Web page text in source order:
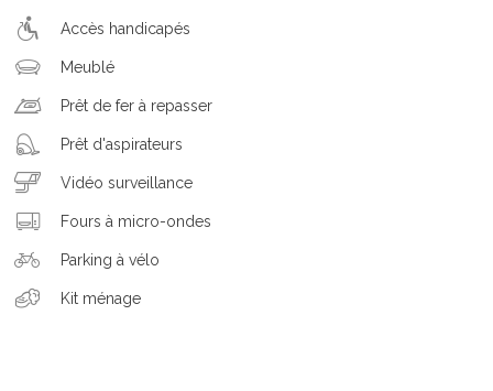
Accès handicapés
Meublé
Prêt de fer à repasser
Prêt d'aspirateurs
Vidéo surveillance
Fours à micro-ondes
Parking à vélo
Kit ménage